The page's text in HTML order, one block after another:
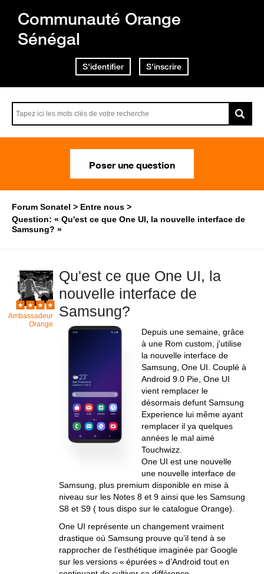
Communauté Orange
Sénégal
S'identifier S'inscrire
Poser une question
Forum Sonatel
Entre nous
Question: « Qu'est ce que One UI, la nouvelle interface de
Samsung? »
Qu'est ce que One UI, la
nouvelle interface de
Samsung?
Depuis une semaine, grâce
à une Rom custom, j'utilise
la nouvelle interface de
Samsung, One UI. Couplé à
Android 9.0 Pie, One UI
vient remplacer le
désormais defunt Samsung
Experience lui même ayant
remplacer il ya quelques
années le mal aimé
Touchwizz.
One UI est une nouvelle
une nouvelle interface de
Samsung, plus premium disponible en mise à
niveau sur les Notes 8 et 9 ainsi que les Samsung
S8 et S9 ( tous dispo sur le catalogue Orange).
One UI représente un changement vraiment
drastique où Samsung prouve qu’il tend à se
rapprocher de l’esthétique imaginée par Google
sur les versions « épurées » d’Android tout en
Ambassadeur
Orange